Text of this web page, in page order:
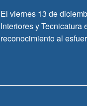
El viernes 13 de
Interiores y
reconocimiento al